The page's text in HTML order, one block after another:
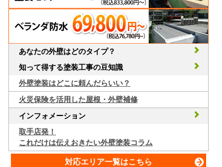
あなたの外壁はどのタイプ？
知って得する塗装工事の豆知識
外壁塗装はどこに頼んだらいい？
火災保険を活用した屋根・外壁補修
インフォメーション
取手店発！
これだけは伝えおきたい外壁塗装コラム
対応エリア一覧はこちら